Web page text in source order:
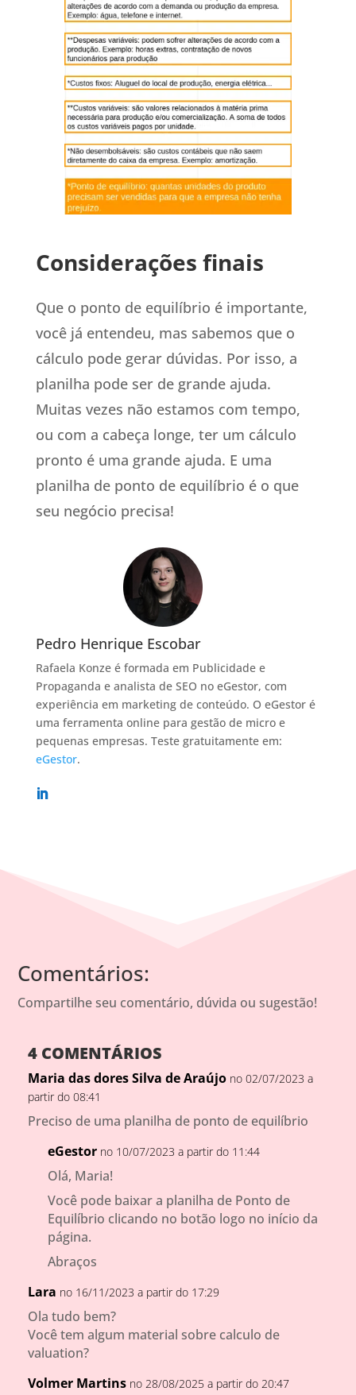
Considerações finais
Que o ponto de equilíbrio é importante,
você já entendeu, mas sabemos que o
cálculo pode gerar dúvidas. Por isso, a
planilha pode ser de grande ajuda.
Muitas vezes não estamos com tempo,
ou com a cabeça longe, ter um cálculo
pronto é uma grande ajuda. E uma
planilha de ponto de equilíbrio é o que
seu negócio precisa!
Pedro Henrique Escobar
Rafaela Konze é formada em Publicidade e
Propaganda e analista de SEO no eGestor, com
experiência em marketing de conteúdo. O eGestor é
uma ferramenta online para gestão de micro e
pequenas empresas. Teste gratuitamente em:
eGestor.
Comentários:
Compartilhe seu comentário, dúvida ou sugestão!
4 COMENTÁRIOS
Maria das dores Silva de Araújo no 02/07/2023 a
partir do 08:41
Preciso de uma planilha de ponto de equilíbrio
eGestor no 10/07/2023 a partir do 11:44
Olá, Maria!
Você pode baixar a planilha de Ponto de
Equilíbrio clicando no botão logo no início da
página.
Abraços
Lara no 16/11/2023 a partir do 17:29
Ola tudo bem?
Você tem algum material sobre calculo de
valuation?
Volmer Martins no 28/08/2025 a partir do 20:47